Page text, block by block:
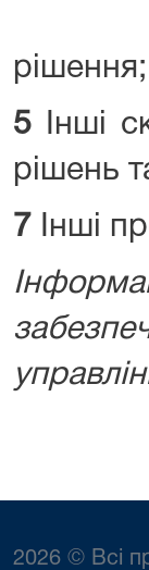
рішення;
5 Інші
рішень
7
Інші
2026 © Всі